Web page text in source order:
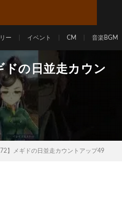
ー イベント CM 音楽BGM
ドの日並走カウン
72】メギドの日並走カウントアップ49